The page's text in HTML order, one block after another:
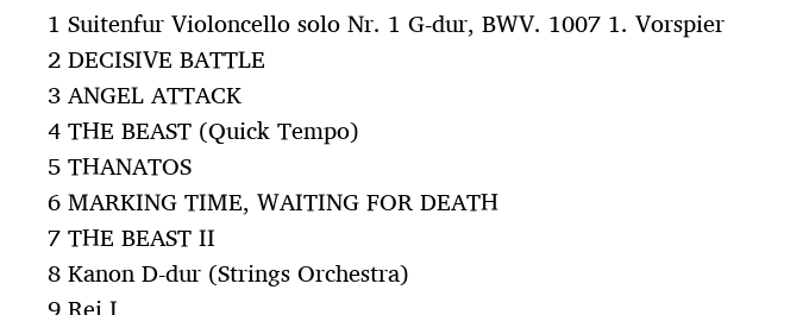
1 Suitenfur Violoncello solo Nr. 1 G-dur, BWV. 1007 1. Vorspier
2 DECISIVE BATTLE
3 ANGEL ATTACK
4 THE BEAST (Quick Tempo)
5 THANATOS
6 MARKING TIME, WAITING FOR DEATH
7 THE BEAST II
8 Kanon D-dur (Strings Orchestra)